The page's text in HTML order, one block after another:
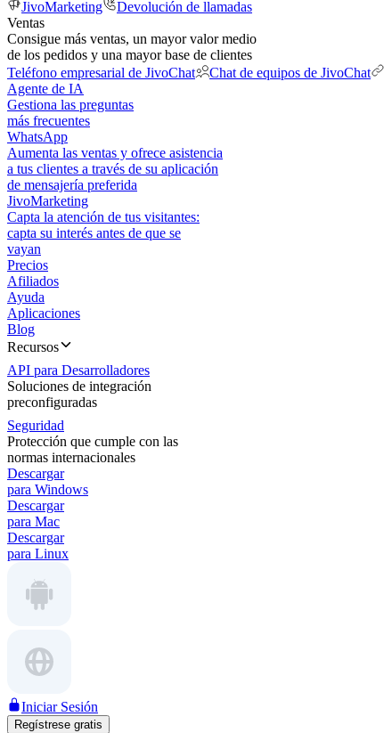
JivoMarketing
Devolución de llamadas
Ventas
Consigue más ventas, un mayor valor medio
de los pedidos y una mayor base de clientes
Teléfono empresarial de JivoChat
Chat de equipos de JivoChat
Agente de IA
Gestiona las preguntas
más frecuentes
WhatsApp
Aumenta las ventas y ofrece asistencia
a tus clientes a través de su aplicación
de mensajería preferida
JivoMarketing
Capta la atención de tus visitantes:
capta su interés antes de que se
vayan
Precios
Afiliados
Ayuda
Aplicaciones
Blog
Recursos
API para Desarrolladores
Soluciones de integración
preconfiguradas
Seguridad
Protección que cumple con las
normas internacionales
Descargar
para Windows
Descargar
para Mac
Descargar
para Linux
Iniciar Sesión
Regístrese gratis